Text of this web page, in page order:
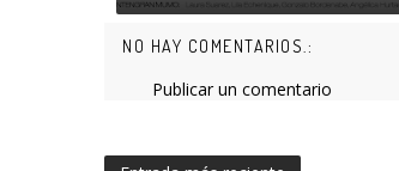
NO HAY COMENTARIOS.:
Publicar un comentario